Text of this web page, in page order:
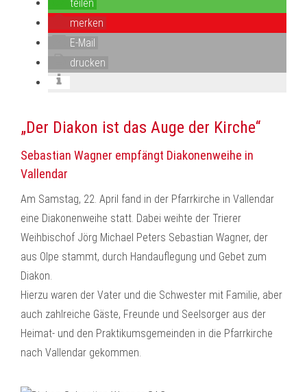
teilen
merken
E-Mail
drucken
„Der Diakon ist das Auge der Kirche“
Sebastian Wagner empfängt Diakonenweihe in
Vallendar
Am Samstag, 22. April fand in der Pfarrkirche in Vallendar
eine Diakonenweihe statt. Dabei weihte der Trierer
Weihbischof Jörg Michael Peters Sebastian Wagner, der
aus Olpe stammt, durch Handauflegung und Gebet zum
Diakon.
Hierzu waren der Vater und die Schwester mit Familie, aber
auch zahlreiche Gäste, Freunde und Seelsorger aus der
Heimat- und den Praktikumsgemeinden in die Pfarrkirche
nach Vallendar gekommen.